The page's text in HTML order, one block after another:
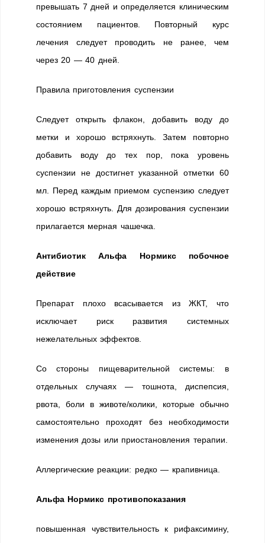
превышать 7 дней и определяется клиническим
состоянием пациентов. Повторный курс
лечения следует проводить не ранее, чем
через 20 — 40 дней.
Правила приготовления суспензии
Следует открыть флакон, добавить воду до
метки и хорошо встряхнуть. Затем повторно
добавить воду до тех пор, пока уровень
суспензии не достигнет указанной отметки 60
мл. Перед каждым приемом суспензию следует
хорошо встряхнуть. Для дозирования суспензии
прилагается мерная чашечка.
Антибиотик Альфа Нормикс побочное
действие
Препарат плохо всасывается из ЖКТ, что
исключает риск развития системных
нежелательных эффектов.
Со стороны пищеварительной системы: в
отдельных случаях — тошнота, диспепсия,
рвота, боли в животе/колики, которые обычно
самостоятельно проходят без необходимости
изменения дозы или приостановления терапии.
Аллергические реакции: редко — крапивница.
Альфа Нормикс противопоказания
повышенная чувствительность к рифаксимину,